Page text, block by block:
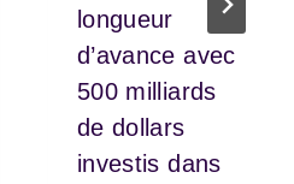
longueur
d’avance avec
500 milliards
de dollars
investis dans